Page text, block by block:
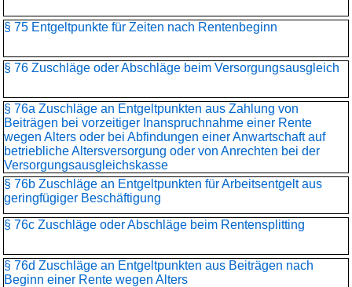
§ 75 Entgeltpunkte für Zeiten nach Rentenbeginn
§ 76 Zuschläge oder Abschläge beim Versorgungsausgleich
§ 76a Zuschläge an Entgeltpunkten aus Zahlung von
Beiträgen bei vorzeitiger Inanspruchnahme einer Rente
wegen Alters oder bei Abfindungen einer Anwartschaft auf
betriebliche Altersversorgung oder von Anrechten bei der
Versorgungsausgleichskasse
§ 76b Zuschläge an Entgeltpunkten für Arbeitsentgelt aus
geringfügiger Beschäftigung
§ 76c Zuschläge oder Abschläge beim Rentensplitting
§ 76d Zuschläge an Entgeltpunkten aus Beiträgen nach
Beginn einer Rente wegen Alters